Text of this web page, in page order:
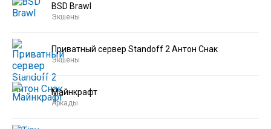
BSD Brawl
Экшены
Приватный сервер Standoff 2 Антон Снак
Экшены
Майнкрафт
Аркады